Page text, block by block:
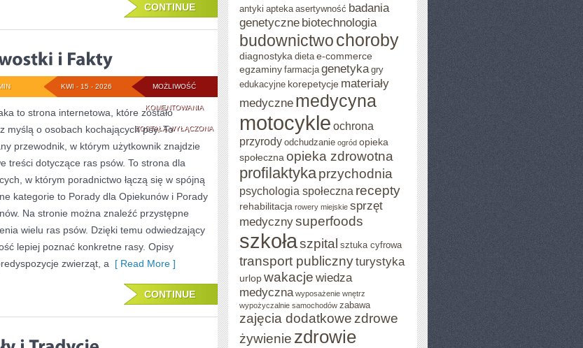
CONTINUE
MOŻLIWOŚĆ
KOMENTOWANIACIEKAWOSTKI
I
FAKTY
ZOSTAŁA WYŁĄCZONA
KWI - 15 - 2026
to strona internetowa, które zostało
myślą o osobach kochających psy. To
przewodnik, w którym użytkownik znajdzie
treści dotyczące ras psów. To strona dla
w którym poradnictwo łączą się w spójną
kategorie to Porady dla Opiekunów i Porady
Na stronie można znaleźć przystępne
wielu ras psów. Dzięki temu odwiedzający
lepiej poznać konkretne rasy. Opisy
zwierząt, a [ Read More ]
CONTINUE
antyki apteka asertywność badania
genetyczne biotechnologia
budownictwochoroby
diagnostyka dieta e-commerce
egzaminy farmacja genetyka gry
edukacyjne korepetycje materiały
medyczne medycyna
motocykle ochrona
przyrody odchudzanie ogród opieka
społeczna opieka zdrowotna
profilaktykaprzychodnia
psychologia społeczna recepty
rehabilitacja rowery miejskie sprzęt
medycznysuperfoods
szkołaszpital sztuka cyfrowa
transport publicznyturystyka
urlopwakacje wiedza
medyczna wyposażenie wnętrz
wypożyczalnie samochodów zabawa
zajęcia dodatkowe zdrowe
żywienie zdrowie